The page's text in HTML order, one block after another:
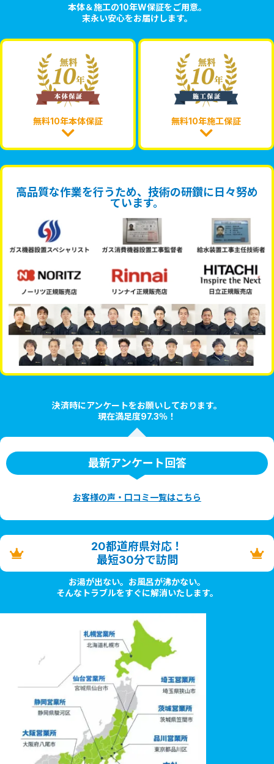
本体＆施工の10年W保証をご用意。
末永い安心をお届けします。
無料10年本体保証 無料10年施工保証
高品質な作業を行うため、技術の研鑽に日々努め
ています。
決済時にアンケートをお願いしております。
現在満足度97.3％！
最新アンケート回答
お客様の声・口コミ一覧はこちら
20都道府県対応！
最短30分で訪問
お湯が出ない。お風呂が沸かない。
そんなトラブルをすぐに解消いたします。